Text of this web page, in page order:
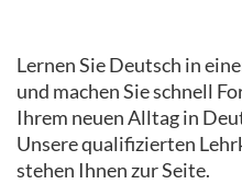
Lernen Sie Deutsch in
und machen Sie schnell
Ihrem neuen Alltag in
Unsere qualifizierten
stehen Ihnen zur Seite.